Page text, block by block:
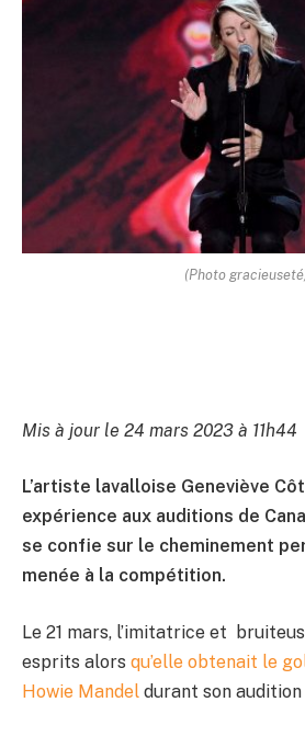
(Photo
Mis à jour le 24 mars 2023 à 11h44
L’artiste lavalloise Geneviève
expérience aux auditions de
se confie sur le cheminement
menée à la compétition.
Le 21 mars, l’imitatrice et
esprits alors qu’elle obtenait le
Howie Mandel durant son audition